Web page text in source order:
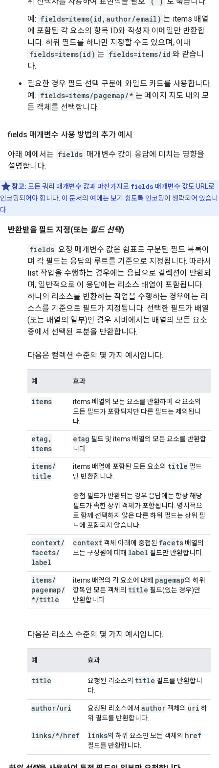
예: fields=items(id,author/email) 는 items 배열
에 포함된 각 요소의 항목 ID와 작성자 이메일만 반환합
니다. 하위 필드를 하나만 지정할 수도 있으며, 이때
fields=items(id) 는 fields=items/id 와 같습니
다.
필요한 경우 필드 선택 구문에 와일드 카드를 사용합니다.
예: fields=items/pagemap/* 는 페이지 지도 내의 모
든 객체를 선택합니다.
fields 매개변수 사용 방법의 추가 예시
아래 예에서는 fields 매개변수 값이 응답에 미치는 영향을
설명합니다.
참고: 모든 쿼리 매개변수 값과 마찬가지로 fields 매개변수 값도 URL로
인코딩되어야 합니다. 이 문서의 예에는 보기 쉽도록 인코딩이 생략되어 있습니
다.
반환받을 필드 지정(또는 필드 선택)
fields 요청 매개변수 값은 쉼표로 구분된 필드 목록이
며 각 필드는 응답의 루트를 기준으로 지정됩니다. 따라서
list 작업을 수행하는 경우에는 응답으로 컬렉션이 반환되
며, 일반적으로 이 응답에는 리소스 배열이 포함됩니다.
하나의 리소스를 반환하는 작업을 수행하는 경우에는 리
소스를 기준으로 필드가 지정됩니다. 선택한 필드가 배열
(또는 배열의 일부)인 경우 서버에서는 배열의 모든 요소
중에서 선택된 부분을 반환합니다.
다음은 컬렉션 수준의 몇 가지 예시입니다.
예 효과
items
items 배열의 모든 요소를 반환하며 각 요소의
모든 필드가 포함되지만 다른 필드는 제외됩니
다.
etag ,
items
etag 필드 및 items 배열의 모든 요소를 반환합
니다.
items/
title
items 배열에 포함된 모든 요소의 title 필드
만 반환합니다.
중첩 필드가 반환되는 경우 응답에는 항상 해당
필드가 속한 상위 객체가 포함됩니다. 명시적으
로 함께 선택하지 않은 다른 하위 필드는 상위 필
드에 포함되지 않습니다.
context/
facets/
label
context 객체 아래에 중첩된 facets 배열의
모든 구성원에 대해 label 필드만 반환합니다.
items/
pagemap/
*/title
items 배열의 각 요소에 대해 pagemap의 하위
항목인 모든 객체의 title 필드(있는 경우)만
반환합니다.
다음은 리소스 수준의 몇 가지 예시입니다.
예 효과
title 요청된 리소스의 title 필드를 반환합니
다.
author/uri 요청된 리소스에서 author 객체의 uri 하
위 필드를 반환합니다.
links/*/href links의 하위 요소인 모든 객체의 href
필드를 반환합니다.